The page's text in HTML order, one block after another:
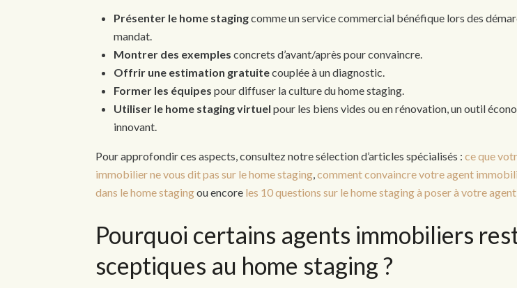
Présenter le home stagingcomme un service commercial bénéfique lors des
mandat.
Montrer des exemples concrets d’avant/après pour convaincre.
Offrir une estimation gratuitecouplée à un diagnostic.
Former les équipes pour diffuser la culture du home staging.
Utiliser le home staging virtuel pour les biens vides ou en rénovation, un outil
innovant.
Pour approfondir ces aspects, consultez notre sélection d’articles spécialisés : ce que
immobilier ne vous dit pas sur le home staging,comment convaincre votre agent
dans le home stagingou encore les 10 questions sur le home staging à poser à votre
Pourquoi certains agents immobiliers
sceptiques au home staging ?